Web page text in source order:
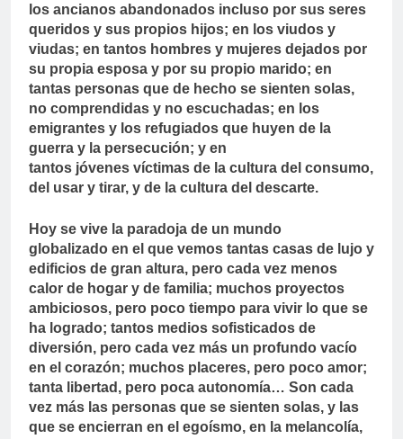
los ancianos abandonados incluso por sus seres
queridos y sus propios hijos; en los viudos y
viudas; en tantos hombres y mujeres dejados por
su propia esposa y por su propio marido; en
tantas personas que de hecho se sienten solas,
no comprendidas y no escuchadas; en los
emigrantes y los refugiados que huyen de la
guerra y la persecución; y en
tantos jóvenes víctimas de la cultura del consumo,
del usar y tirar, y de la cultura del descarte.
Hoy se vive la paradoja de un mundo
globalizado en el que vemos tantas casas de lujo y
edificios de gran altura, pero cada vez menos
calor de hogar y de familia; muchos proyectos
ambiciosos, pero poco tiempo para vivir lo que se
ha logrado; tantos medios sofisticados de
diversión, pero cada vez más un profundo vacío
en el corazón; muchos placeres, pero poco amor;
tanta libertad, pero poca autonomía… Son cada
vez más las personas que se sienten solas, y las
que se encierran en el egoísmo, en la melancolía,